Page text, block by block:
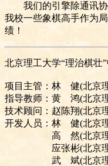
我们的引擎除通讯协
我校一些象棋高手作为
绩！
北京理工大学“理治棋壮
项目主管：林 健(北京
指导教师：黄 鸿(北京
技术顾问：赵陈翔(北京
开发人员：林 健(北京
高 然(北京
应张彬(北京
武 斌(北京